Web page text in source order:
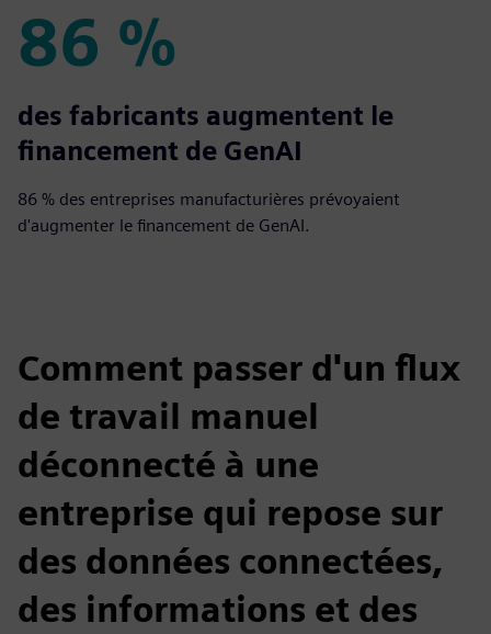
86 %
86 %
des fabricants augmentent le
financement de GenAI
86 % des entreprises manufacturières prévoyaient
d'augmenter le financement de GenAI.
Comment passer d'un flux
de travail manuel
déconnecté à une
entreprise qui repose sur
des données connectées,
des informations et des